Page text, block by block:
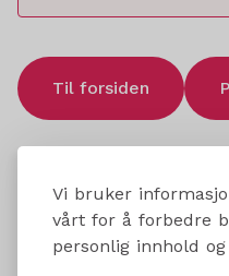
Vi bruker
vårt for å forbedre
personlig innhold
Til forsiden